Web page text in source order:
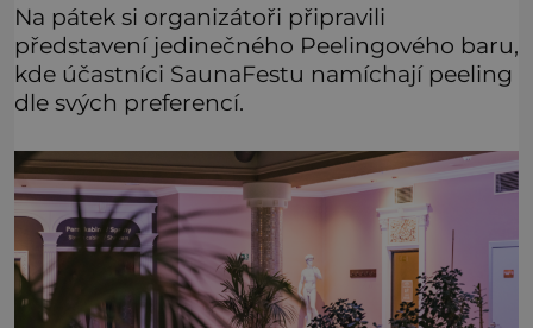
Na pátek si organizátoři připravili
představení jedinečného Peelingového baru,
kde účastníci SaunaFestu namíchají peeling
dle svých preferencí.